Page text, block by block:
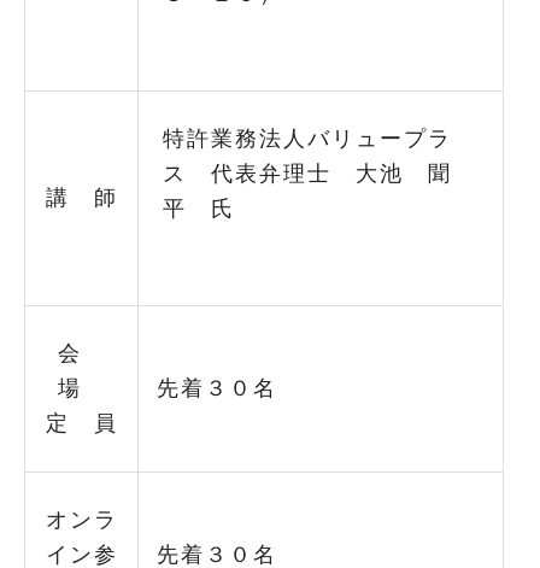
講 師
特許業務法人バリュープラ
ス 代表弁理士 大池 聞
平 氏
会
場
定 員
先着３０名
オンラ
イン参
先着３０名